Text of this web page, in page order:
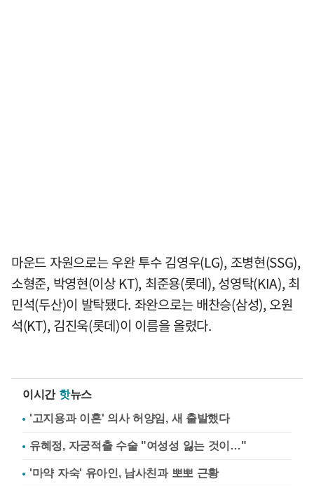
마운드 자원으로는 우완 투수 김영우(LG), 조병현(SSG),
소형준, 박영현(이상 KT), 최준용(롯데), 성영탁(KIA), 최
민석(두산)이 발탁됐다. 좌완으로는 배찬승(삼성), 오원
석(KT), 김진욱(롯데)이 이름을 올렸다.
이시간 핫뉴스
'고지용과 이혼' 의사 허양임, 새 출발했다
유혜정, 자궁적출 수술 "여성성 잃는 것이…"
'마약 자숙' 유아인, 남사친과 뽀뽀 근황